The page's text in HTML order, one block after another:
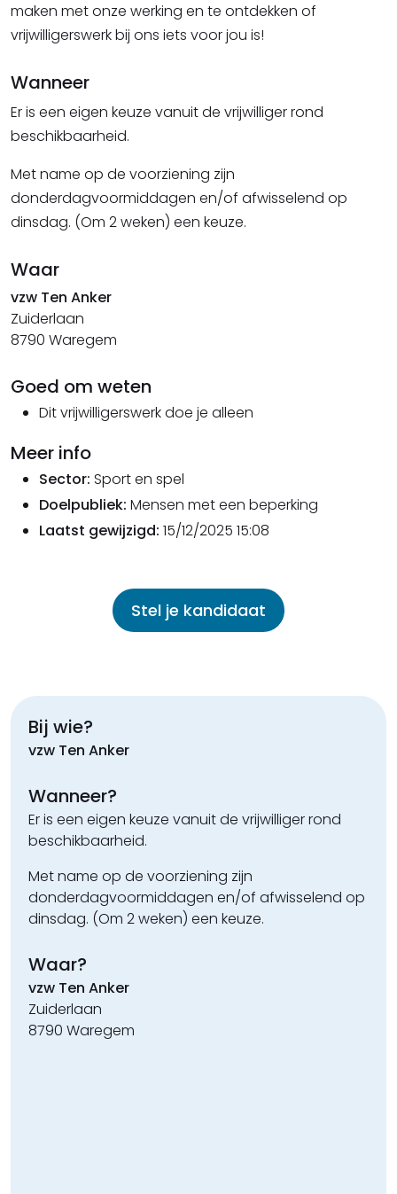
maken met onze werking en te ontdekken of
vrijwilligerswerk bij ons iets voor jou is!
Wanneer
Er is een eigen keuze vanuit de vrijwilliger rond
beschikbaarheid.
Met name op de voorziening zijn
donderdagvoormiddagen en/of afwisselend op
dinsdag. (Om 2 weken) een keuze.
Waar
vzw Ten Anker
Zuiderlaan
8790 Waregem
Goed om weten
Dit vrijwilligerswerk doe je alleen
Meer info
Sector: Sport en spel
Doelpubliek: Mensen met een beperking
Laatst gewijzigd: 15/12/2025 15:08
Stel je kandidaat
Bij wie?
vzw Ten Anker
Wanneer?
Er is een eigen keuze vanuit de vrijwilliger rond
beschikbaarheid.
Met name op de voorziening zijn
donderdagvoormiddagen en/of afwisselend op
dinsdag. (Om 2 weken) een keuze.
Waar?
vzw Ten Anker
Zuiderlaan
8790 Waregem